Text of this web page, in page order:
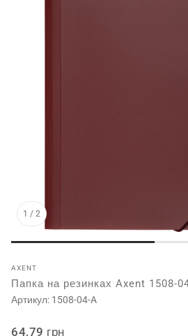
1 / 2
AXENT
Папка на резинках Axent 1508-
Артикул: 1508-04-A
Обычная
64,79 грн